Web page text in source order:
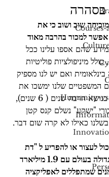
Humanity-
שוב ושוב כי את
אפשר למכור בהרבה מאוד
שהם אספו עלינו ככל
מיניפולציות פוליטיות
ואם יש לנו מספיק
המשפטיים שלנו ימשכו את
הדיון המשפטי בנושא הרבה שנים ( 6 שנים),
"ישקע" נשלם קנס קטן
בשלנו כאילו לא קרה שום דבר.
לעצור או להפריע ל "דת
הטכנולוגית" הגדולה בעולם עם 1.9 מיליארד
שמתפללים לאפליקציה